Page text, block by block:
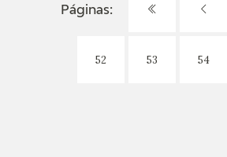
Páginas:
52 53 54